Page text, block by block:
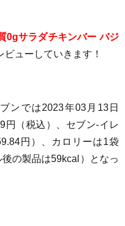
0gサラダチキンバー バジ
ビューしていきます！
ンでは2023年03月13日
円（税込）
、セブン-イレ
円）、
カロリーは1袋
の製品は59kcal）
となっ